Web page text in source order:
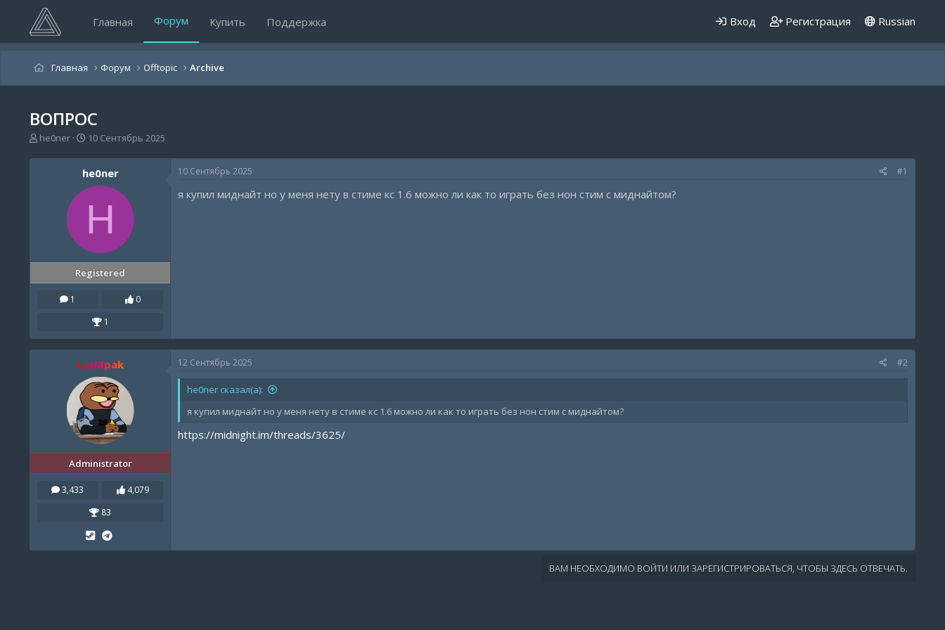
Главная Форум Купить Поддержка Вход Регистрация Russian
Главная Форум Offtopic Archive
ВОПРОС
А
т
he0ner
Д
т
а
н
а
10 Сентябрь 2025
he0ner
H
Registered
1
0
1
10 Сентябрь 2025 #1
я купил миднайт но у меня нету в стиме кс 1.6 можно ли как то играть без нон стим с миднайтом?
csxMpak
Administrator
3,433
4,079
83
12 Сентябрь 2025 #2
he0ner сказал(а):
я купил миднайт но у меня нету в стиме кс 1.6 можно ли как то играть без нон стим с миднайтом?
https://midnight.im/threads/3625/
ВАМ НЕОБХОДИМО ВОЙТИ ИЛИ ЗАРЕГИСТРИРОВАТЬСЯ, ЧТОБЫ ЗДЕСЬ ОТВЕЧАТЬ.